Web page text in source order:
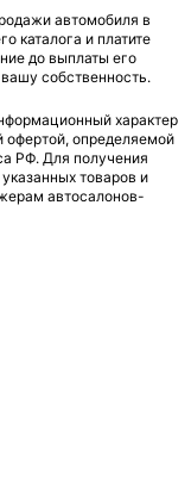
автомобиля в
каталога и платите
до выплаты его
собственность.
характер
офертой, определяемой
РФ. Для получения
товаров и
автосалонов-